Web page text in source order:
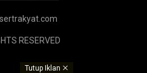
RESERVED
Tutup Iklan